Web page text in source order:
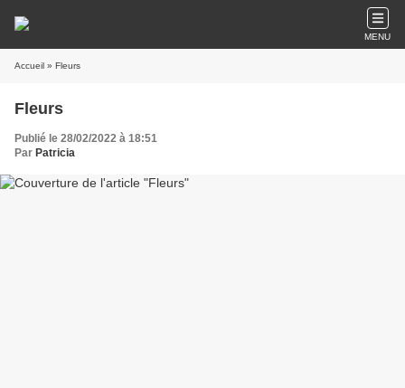
MENU
Accueil » Fleurs
Fleurs
Publié le 28/02/2022 à 18:51
Par Patricia